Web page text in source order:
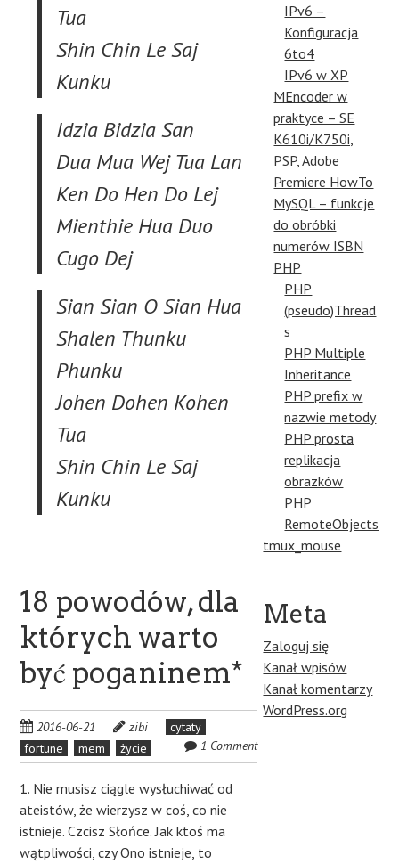
Tua
Shin Chin Le Saj
Kunku
Idzia Bidzia San
Dua Mua Wej Tua Lan
Ken Do Hen Do Lej
Mienthie Hua Duo
Cugo Dej
Sian Sian O Sian Hua
Shalen Thunku
Phunku
Johen Dohen Kohen
Tua
Shin Chin Le Saj
Kunku
18 powodów, dla
których warto
być poganinem*
2016-06-21 zibi
cytaty
fortune
mem życie 1 Comment
1. Nie musisz ciągle wysłuchiwać od
ateistów, że wierzysz w coś, co nie
istnieje. Czcisz Słońce. Jak ktoś ma
wątpliwości, czy Ono istnieje, to
IPv6 –
Konfiguracja
6to4
IPv6 w XP
MEncoder w
praktyce – SE
K610i/K750i,
PSP, Adobe
Premiere HowTo
MySQL – funkcje
do obróbki
numerów ISBN
PHP
PHP
(pseudo)Thread
s
PHP Multiple
Inheritance
PHP prefix w
nazwie metody
PHP prosta
replikacja
obrazków
PHP
RemoteObjects
tmux_mouse
Meta
Zaloguj się
Kanał wpisów
Kanał komentarzy
WordPress.org